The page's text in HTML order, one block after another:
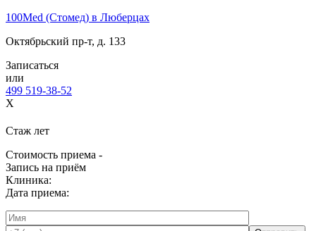
100Med (Стомед) в Люберцах
Октябрьский пр-т, д. 133
Записаться
или
499 519-38-52
X
Стаж лет
Стоимость приема -
Запись на приём
Клиника:
Дата приема: